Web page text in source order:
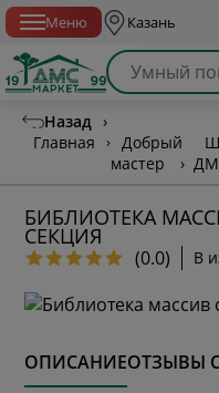
Меню Казань
Назад ›
Главная
›
Добрый
мастер
› ДМ
БИБЛИОТЕКА
СЕКЦИЯ
(0.0) В
ОПИСАНИЕОТЗЫВЫ